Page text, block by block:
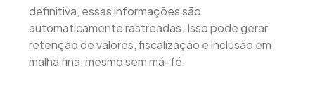
definitiva, essas informações são
automaticamente rastreadas. Isso pode gerar
retenção de valores, fiscalização e inclusão em
malha fina, mesmo sem má-fé.